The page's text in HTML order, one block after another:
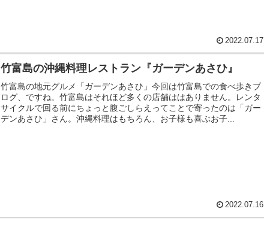
2022.07.17
竹富島の沖縄料理レストラン『ガーデンあさひ』
竹富島の地元グルメ「ガーデンあさひ」今回は竹富島での食べ歩きブ
ログ、ですね。竹富島はそれほど多くの店舗ははありません。レンタ
サイクルで回る前にちょっと腹ごしらえってことで寄ったのは「ガー
デンあさひ」さん。沖縄料理はもちろん、お子様も喜ぶお子...
2022.07.16